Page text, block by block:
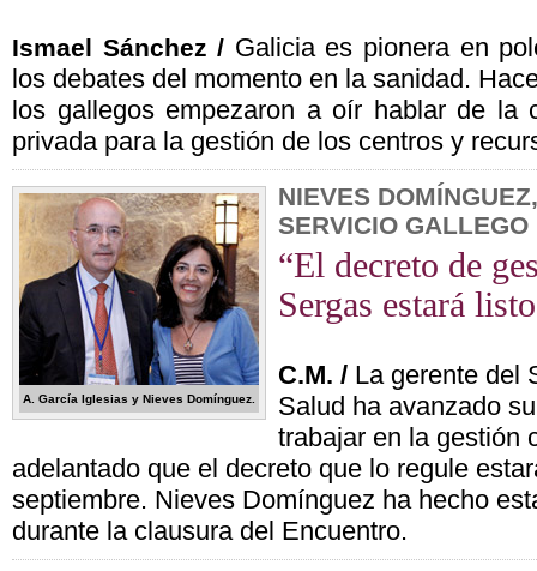
Ismael Sánchez / Galicia es pionera en
los debates del momento en la sanidad.
los gallegos empezaron a oír hablar de la
privada para la gestión de los centros y
A. García Iglesias y Nieves Domínguez.
NIEVES
SERVICIO GALLEGO
“El decreto de
Sergas estará
C.M. / La gerente del
Salud ha avanzado
trabajar en la gestión
adelantado que el decreto que lo regule
septiembre. Nieves Domínguez ha hecho
durante la clausura del Encuentro.